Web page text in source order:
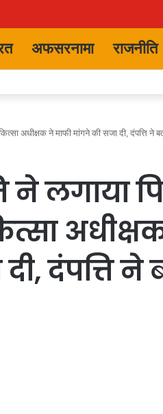
अफसरनामा राजनीति
अधीक्षक ने माफी मांगने की सजा दी, दंपत्ति ने
ने लगाया
दंपत्ति ने